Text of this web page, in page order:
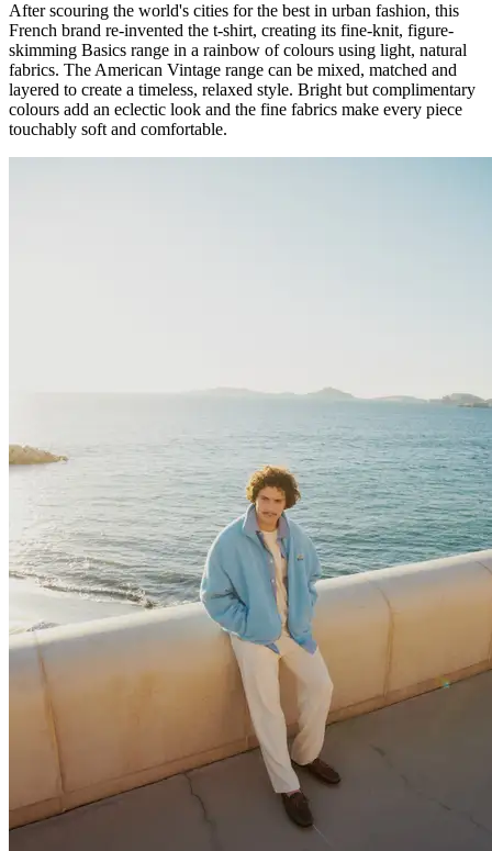
After scouring the world's cities for the best in urban fashion, this
French brand re-invented the t-shirt, creating its fine-knit, figure-
skimming Basics range in a rainbow of colours using light, natural
fabrics. The American Vintage range can be mixed, matched and
layered to create a timeless, relaxed style. Bright but complimentary
colours add an eclectic look and the fine fabrics make every piece
touchably soft and comfortable.